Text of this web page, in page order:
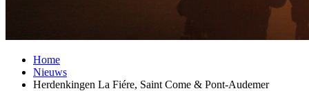
Home
Nieuws
Herdenkingen La Fiére, Saint Come & Pont-Audemer